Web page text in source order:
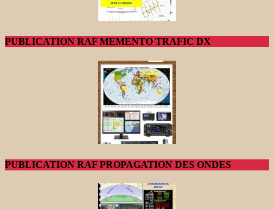
PUBLICATION RAF MEMENTO TRAFIC DX
PUBLICATION RAF PROPAGATION DES ONDES